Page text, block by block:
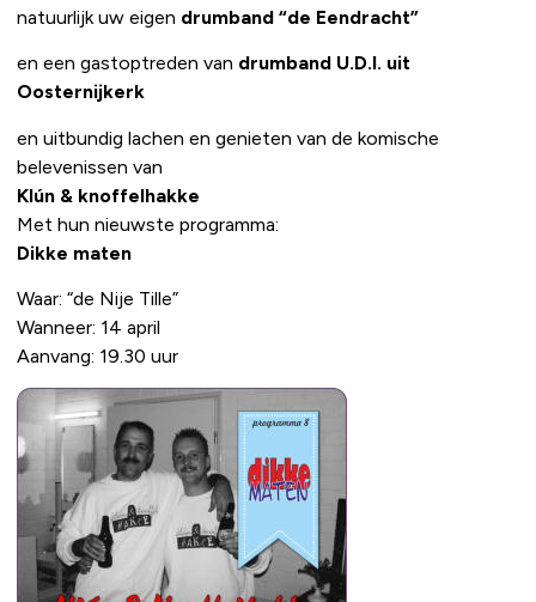
natuurlijk uw eigen drumband “de Eendracht”
en een gastoptreden van drumband U.D.I. uit
Oosternijkerk
en uitbundig lachen en genieten van de komische
belevenissen van
Klún & knoffelhakke
Met hun nieuwste programma:
Dikke maten
Waar: “de Nije Tille”
Wanneer: 14 april
Aanvang: 19.30 uur